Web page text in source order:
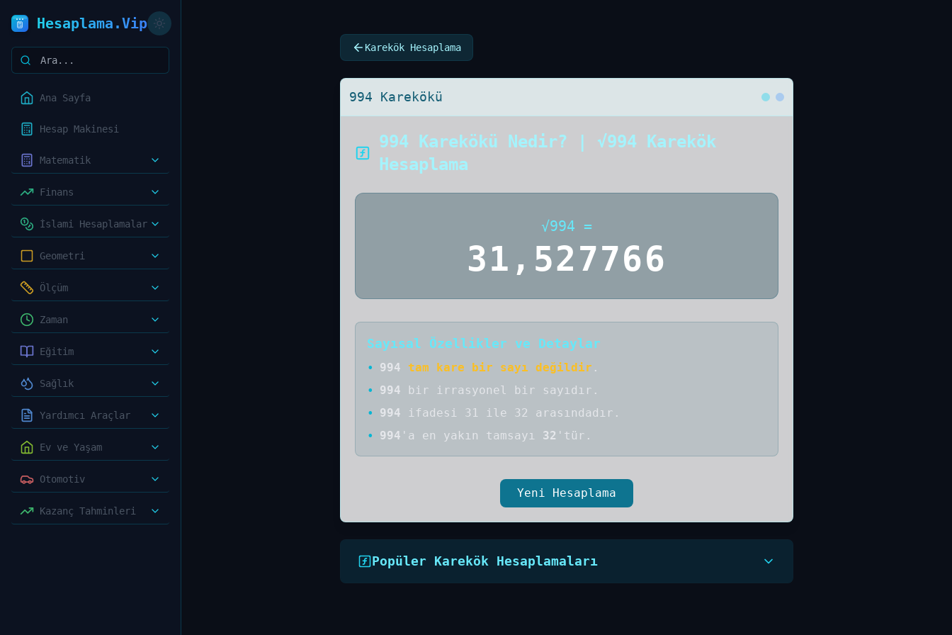
Hesaplama.Vip
Ana Sayfa
Hesap Makinesi
Matematik
Finans
İslami Hesaplamalar
Geometri
Ölçüm
Zaman
Eğitim
Sağlık
Yardımcı Araçlar
Ev ve Yaşam
Otomotiv
Kazanç Tahminleri
Karekök Hesaplama
994 Karekökü
994 Karekökü Nedir? | √994 Karekök
Hesaplama
√994 =
31,527766
Sayısal Özellikler ve Detaylar
• 994 tam kare bir sayı değildir .
•
994 bir irrasyonel bir sayıdır .
•
994
ifadesi 31 ile 32 arasındadır.
•
994 'a en yakın tamsayı 32 'tür.
Yeni Hesaplama
Popüler Karekök Hesaplamaları